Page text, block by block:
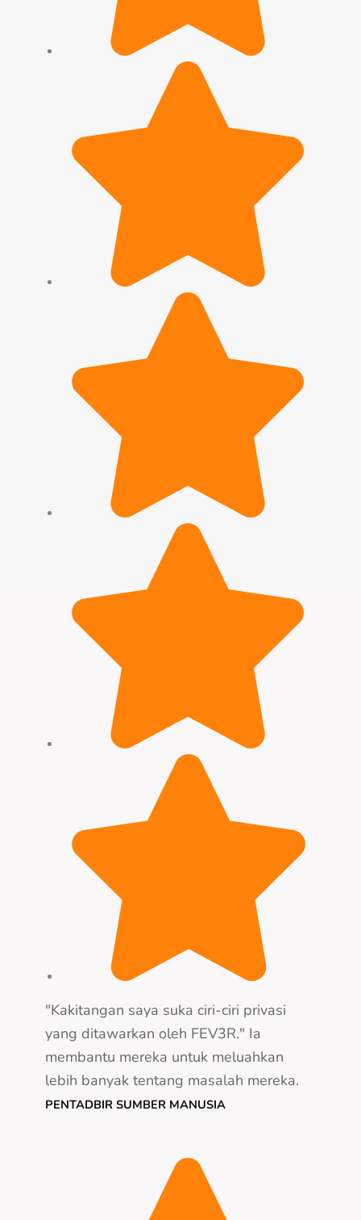
"Kakitangan saya suka ciri-ciri privasi
yang ditawarkan oleh FEV3R." Ia
membantu mereka untuk meluahkan
lebih banyak tentang masalah mereka.
PENTADBIR SUMBER MANUSIA